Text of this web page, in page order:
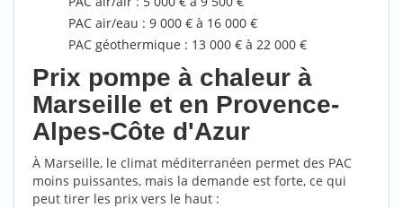
PAC air/eau : 9 000 € à 16 000 €
PAC géothermique : 13 000 € à 22 000 €
Prix pompe à chaleur à
Marseille et en Provence-
Alpes-Côte d'Azur
À Marseille, le climat méditerranéen permet des PAC
moins puissantes, mais la demande est forte, ce qui
peut tirer les prix vers le haut :